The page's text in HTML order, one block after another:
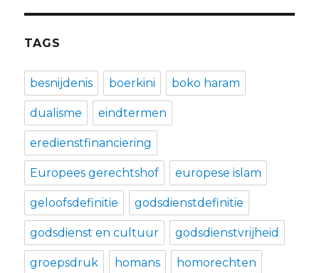
TAGS
besnijdenis boerkini boko haram
dualisme eindtermen
eredienstfinanciering
Europees gerechtshof europese islam
geloofsdefinitie godsdienstdefinitie
godsdienst en cultuur godsdienstvrijheid
groepsdruk homans homorechten